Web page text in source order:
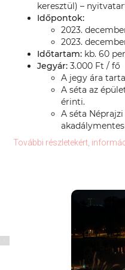
keresztül) –
Időpontok:
2023.
2023.
Időtartam:kb. 60
Jegyár:3.000 Ft / fő
A jegy ára
A séta az
érinti.
A séta
További részletekért,